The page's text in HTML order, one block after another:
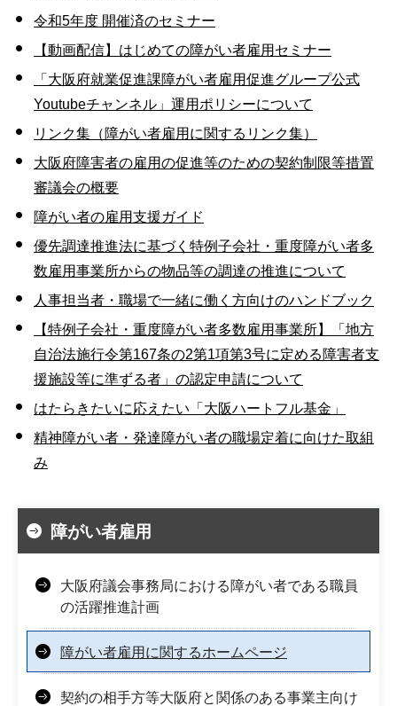
令和5年度 開催済のセミナー
【動画配信】はじめての障がい者雇用セミナー
「大阪府就業促進課障がい者雇用促進グループ公式
Youtubeチャンネル」運用ポリシーについて
リンク集（障がい者雇用に関するリンク集）
大阪府障害者の雇用の促進等のための契約制限等措置
審議会の概要
障がい者の雇用支援ガイド
優先調達推進法に基づく特例子会社・重度障がい者多
数雇用事業所からの物品等の調達の推進について
人事担当者・職場で一緒に働く方向けのハンドブック
【特例子会社・重度障がい者多数雇用事業所】「地方
自治法施行令第167条の2第1項第3号に定める障害者支
援施設等に準ずる者」の認定申請について
はたらきたいに応えたい「大阪ハートフル基金」
精神障がい者・発達障がい者の職場定着に向けた取組
み
障がい者雇用
大阪府議会事務局における障がい者である職員
の活躍推進計画
障がい者雇用に関するホームページ
契約の相手方等大阪府と関係のある事業主向け